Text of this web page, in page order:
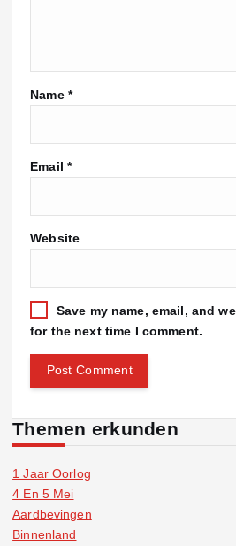
Name *
Email *
Website
Save my name, email, and
for the next time I comment.
Themen erkunden
1 Jaar Oorlog
4 En 5 Mei
Aardbevingen
Binnenland